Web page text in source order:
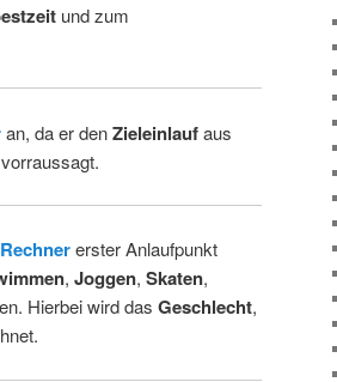
und zum
an, da er denZieleinlaufaus
vorraussagt.
erster Anlaufpunkt
, Joggen, Skaten,
Hierbei wird das Geschlecht,